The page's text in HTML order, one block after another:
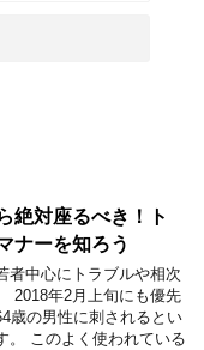
絶対座るべき！ト
ナーを知ろう
者中心にトラブルや相次
2018年2月上旬にも優先
歳の男性に刺されるとい
。 このよく使われている